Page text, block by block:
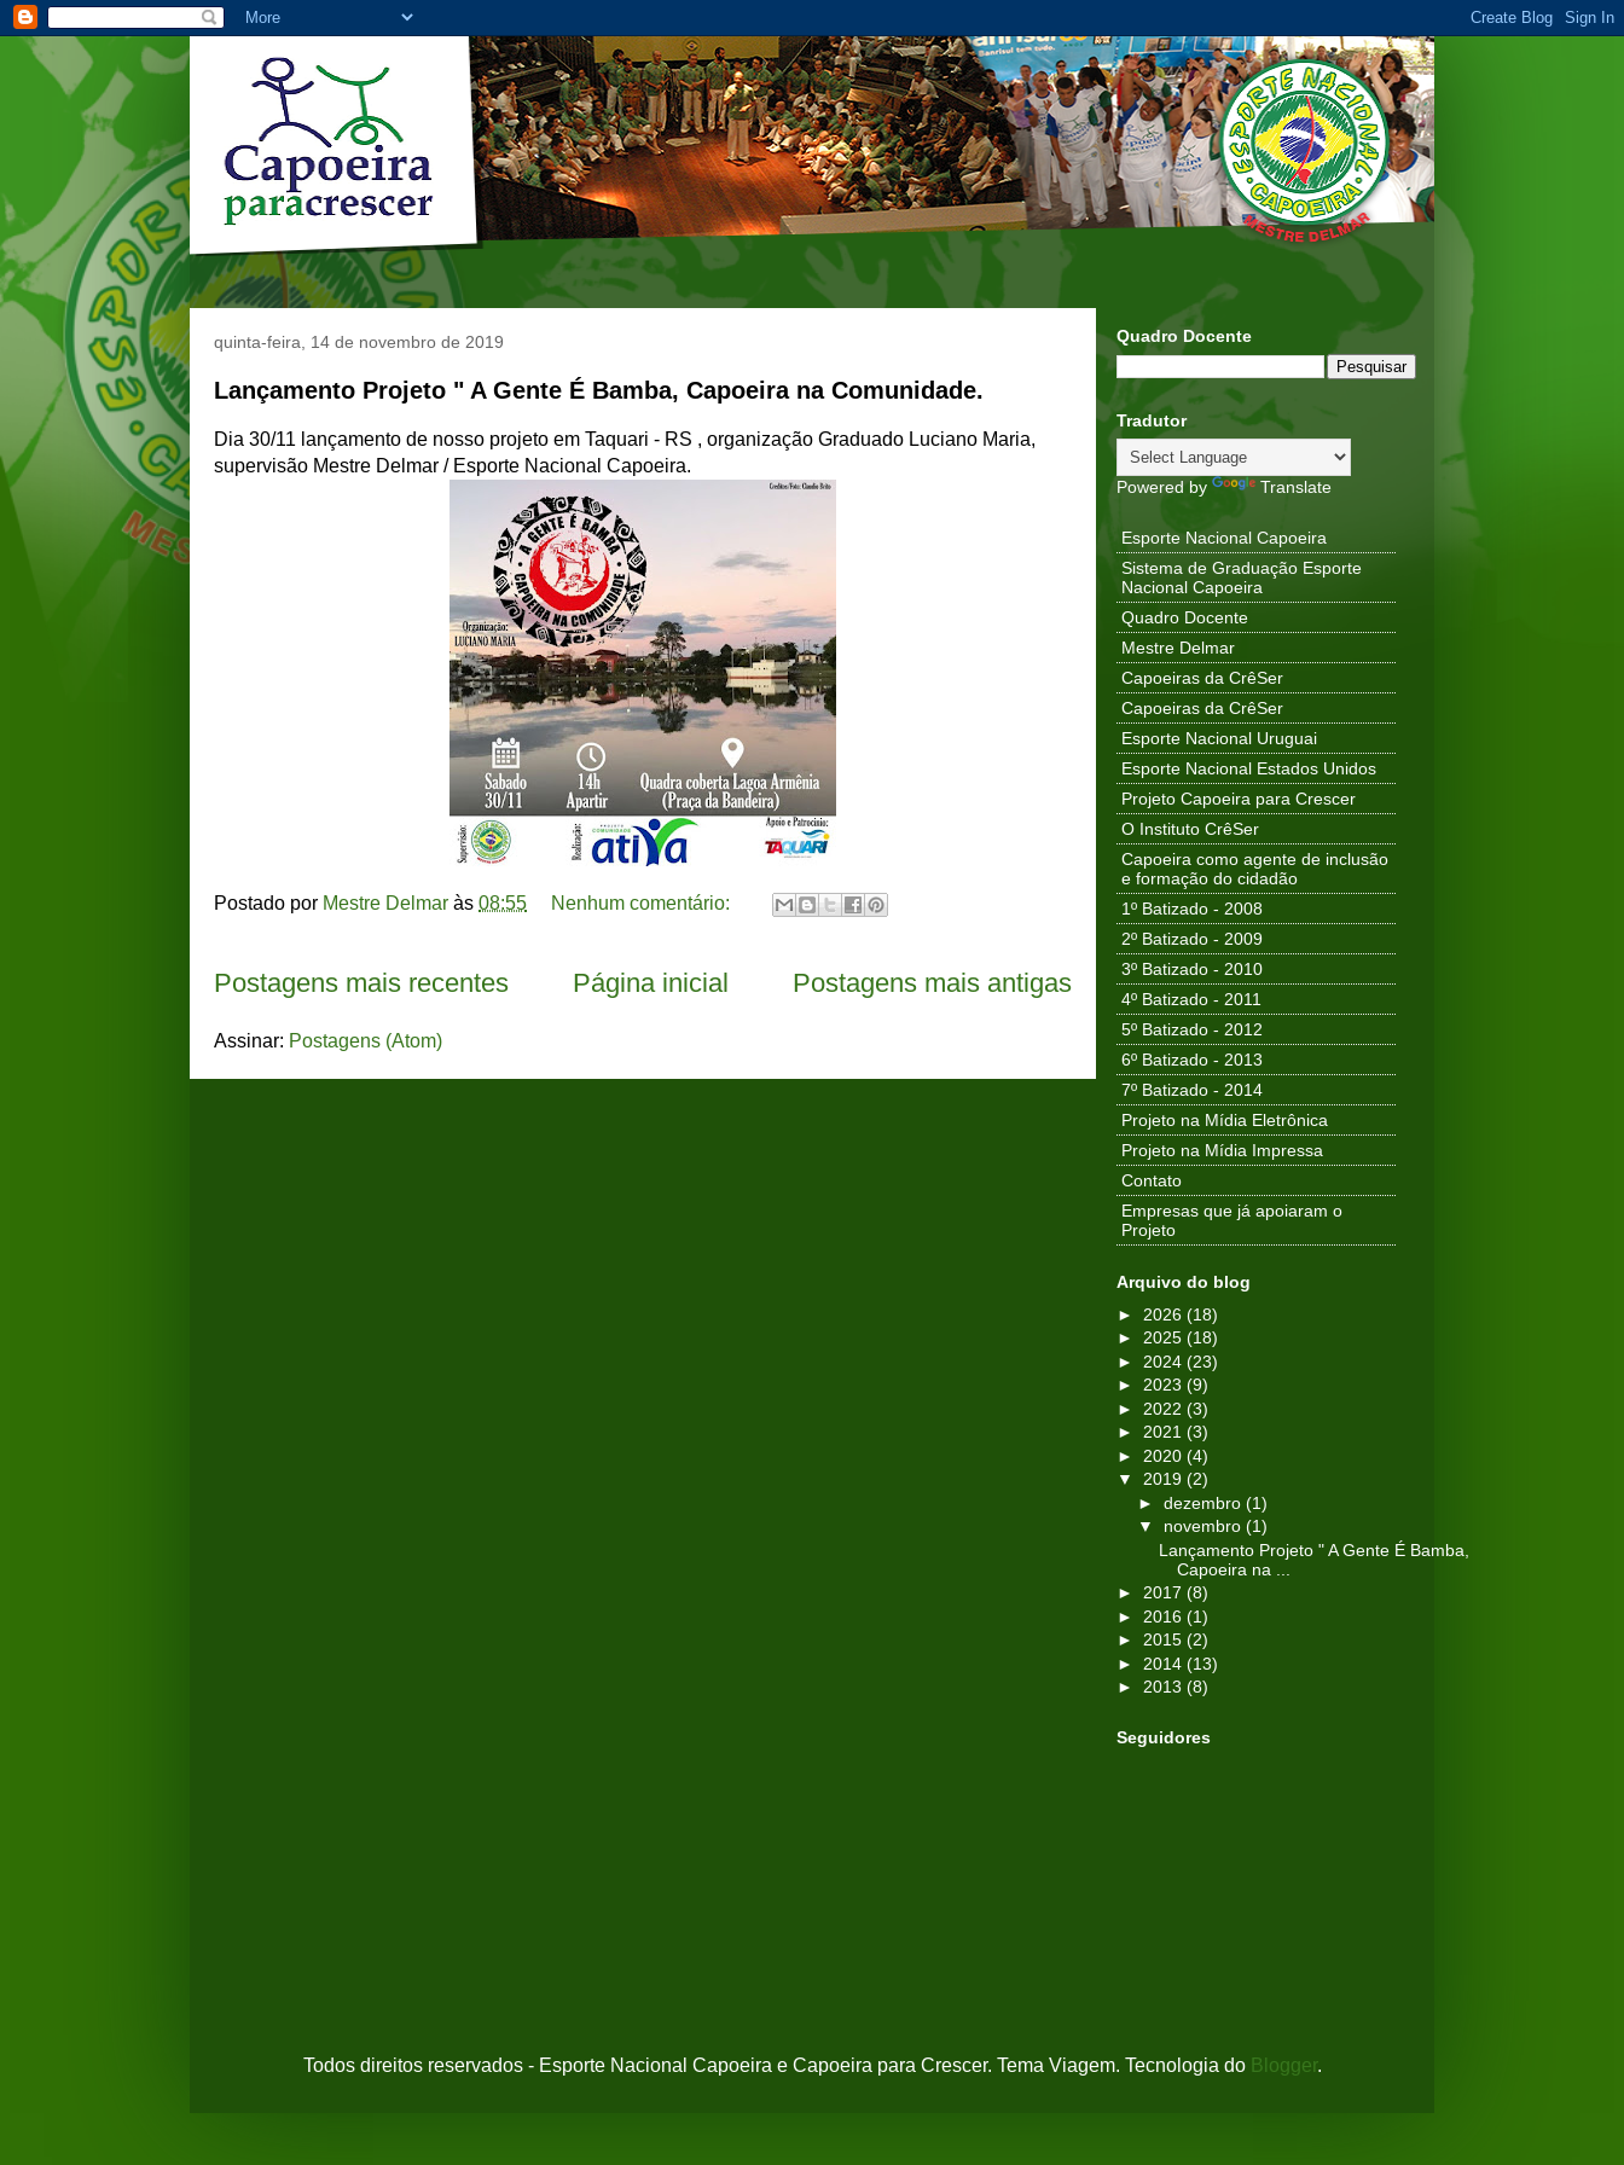
quinta-feira, 14 de novembro de 2019
Lançamento Projeto " A Gente É Bamba, Capoeira na Comunidade.
Dia 30/11 lançamento de nosso projeto em Taquari - RS , organização Graduado Luciano Maria,
supervisão Mestre Delmar / Esporte Nacional Capoeira.
Postado por Mestre Delmar às 08:55 Nenhum comentário:
Postagens mais recentes Postagens mais antigas
Página inicial
Assinar: Postagens (Atom)
Quadro Docente
Tradutor
Powered by Translate
Esporte Nacional Capoeira
Sistema de Graduação Esporte
Nacional Capoeira
Quadro Docente
Mestre Delmar
Capoeiras da CrêSer
Capoeiras da CrêSer
Esporte Nacional Uruguai
Esporte Nacional Estados Unidos
Projeto Capoeira para Crescer
O Instituto CrêSer
Capoeira como agente de inclusão
e formação do cidadão
1º Batizado - 2008
2º Batizado - 2009
3º Batizado - 2010
4º Batizado - 2011
5º Batizado - 2012
6º Batizado - 2013
7º Batizado - 2014
Projeto na Mídia Eletrônica
Projeto na Mídia Impressa
Contato
Empresas que já apoiaram o
Projeto
Arquivo do blog
► 2026 (18)
► 2025 (18)
► 2024 (23)
► 2023 (9)
► 2022 (3)
► 2021 (3)
► 2020 (4)
▼ 2019 (2)
► dezembro (1)
▼ novembro (1)
Lançamento Projeto " A Gente É Bamba,
Capoeira na ...
► 2017 (8)
► 2016 (1)
► 2015 (2)
► 2014 (13)
► 2013 (8)
Seguidores
Todos direitos reservados - Esporte Nacional Capoeira e Capoeira para Crescer. Tema Viagem. Tecnologia do Blogger.